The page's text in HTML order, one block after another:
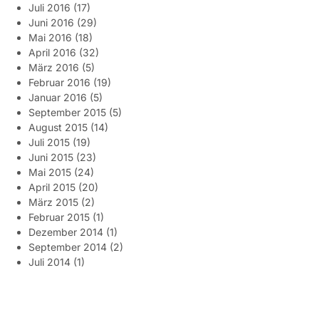
Juli 2016 (17)
Juni 2016 (29)
Mai 2016 (18)
April 2016 (32)
März 2016 (5)
Februar 2016 (19)
Januar 2016 (5)
September 2015 (5)
August 2015 (14)
Juli 2015 (19)
Juni 2015 (23)
Mai 2015 (24)
April 2015 (20)
März 2015 (2)
Februar 2015 (1)
Dezember 2014 (1)
September 2014 (2)
Juli 2014 (1)